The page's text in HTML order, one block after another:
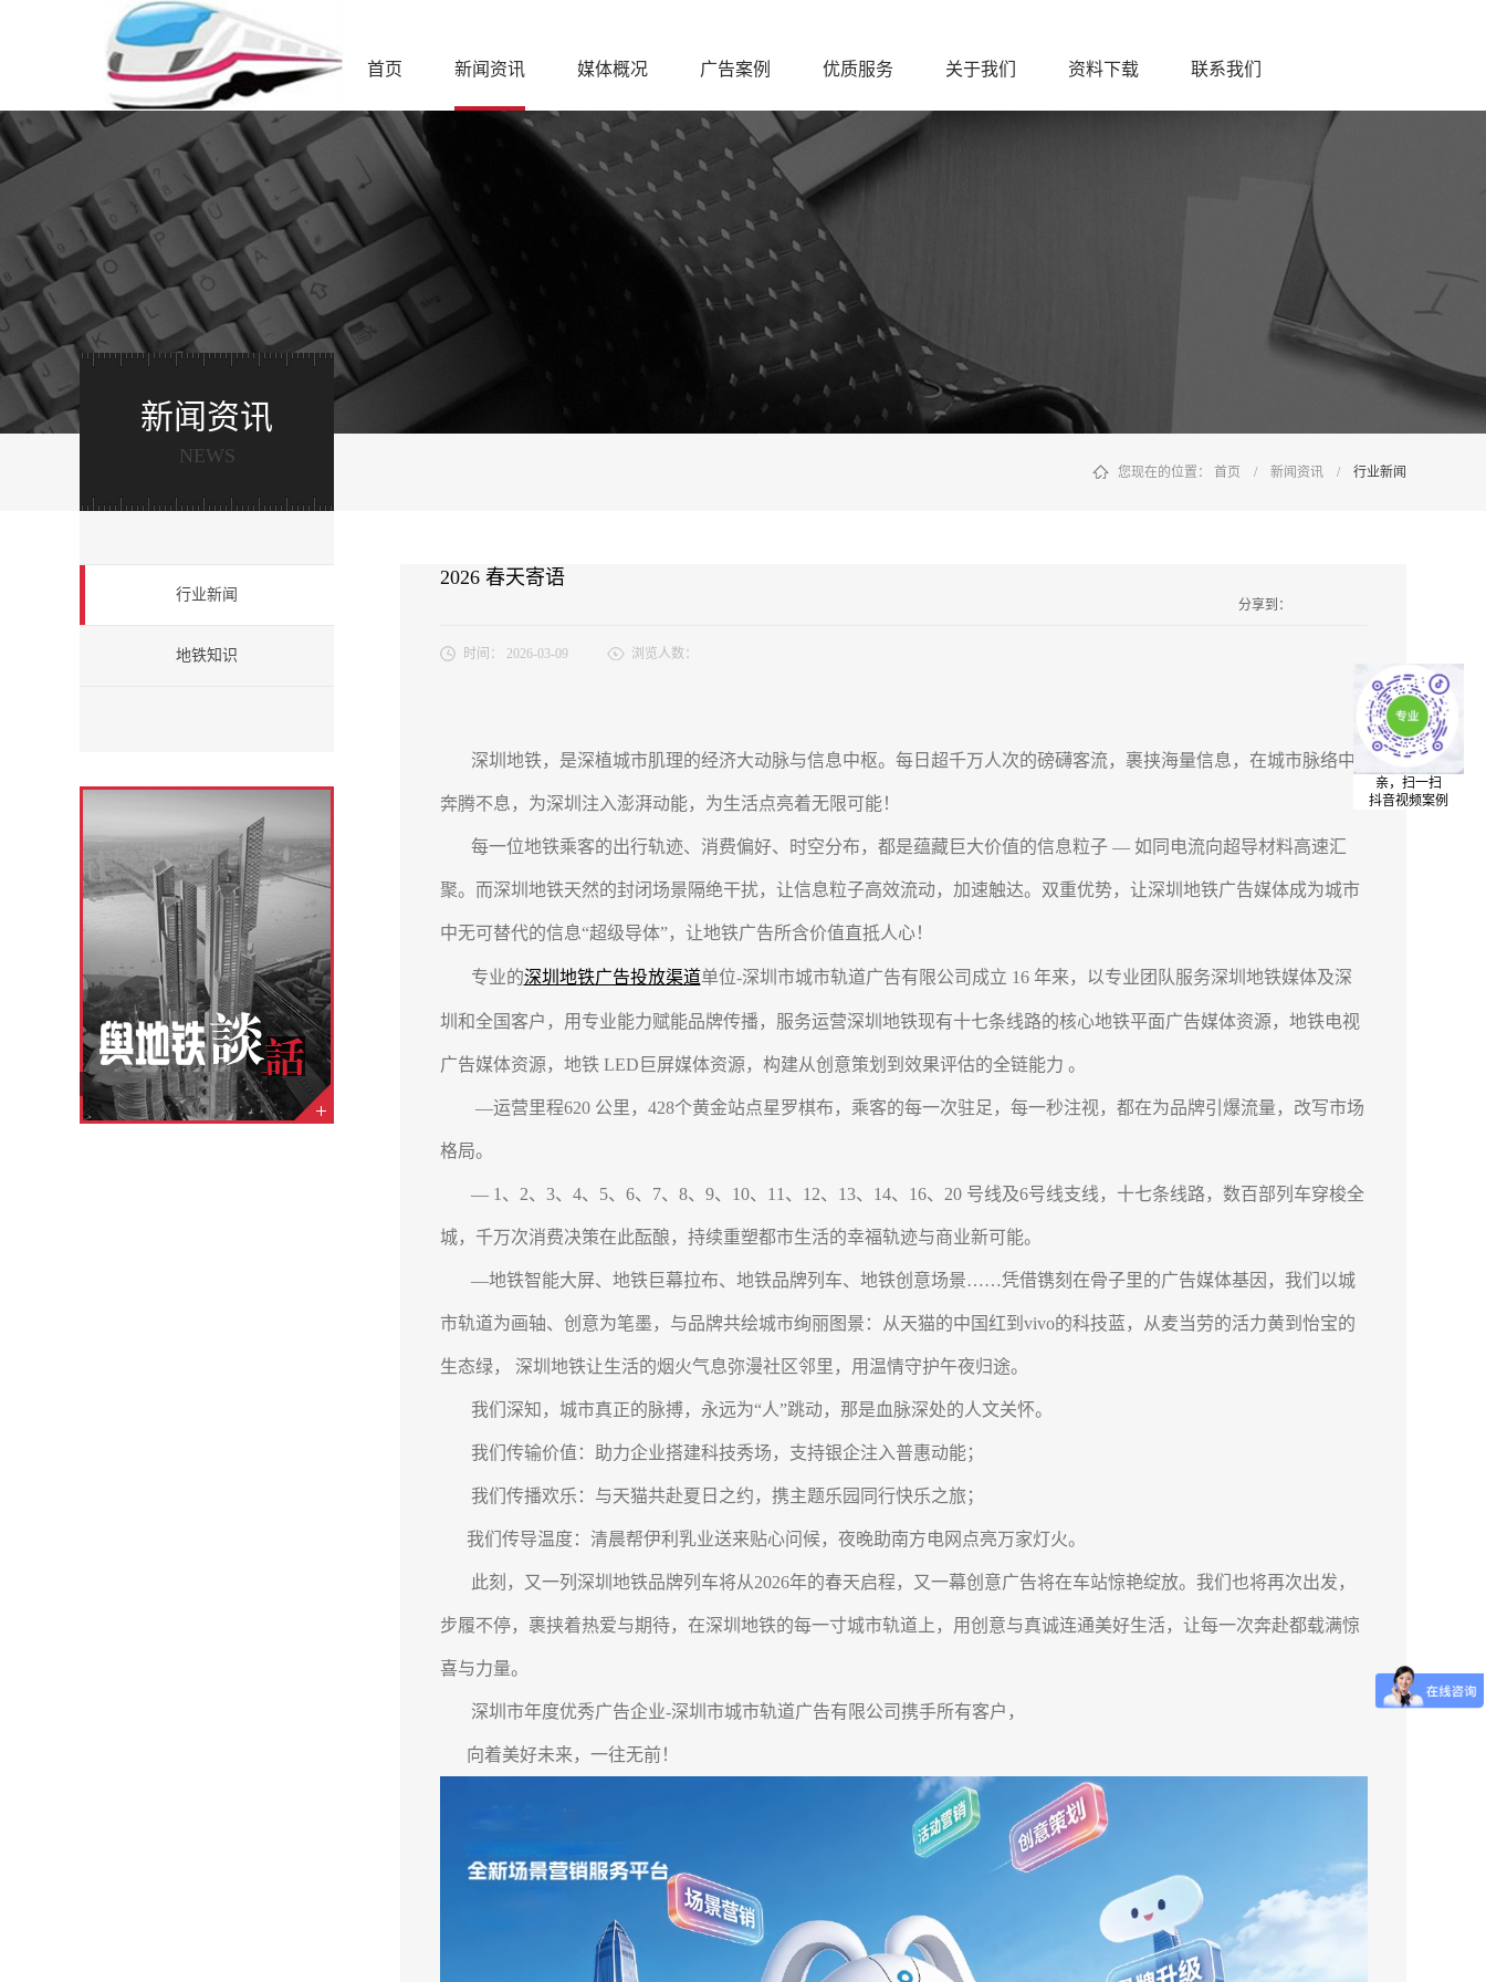
首页 新闻资讯 媒体概况 广告案例 优质服务 关于我们 资料下载 联系我们
新闻资讯
NEWS
行业新闻
地铁知识
您现在的位置： 首页 / 新闻资讯 / 行业新闻
2026 春天寄语
分享到：
时间： 2026-03-09 浏览人数：
深圳地铁，是深植城市肌理的经济大动脉与信息中枢。每日超千万人次的磅礴客流，裹挟海量信息，在城市脉络中
奔腾不息，为深圳注入澎湃动能，为生活点亮着无限可能！
每一位地铁乘客的出行轨迹、消费偏好、时空分布，都是蕴藏巨大价值的信息粒子 — 如同电流向超导材料高速汇
聚。而深圳地铁天然的封闭场景隔绝干扰，让信息粒子高效流动，加速触达。双重优势，让深圳地铁广告媒体成为城市
中无可替代的信息“超级导体”，让地铁广告所含价值直抵人心！
专业的深圳地铁广告投放渠道单位-深圳市城市轨道广告有限公司成立 16 年来，以专业团队服务深圳地铁媒体及深
圳和全国客户，用专业能力赋能品牌传播，服务运营深圳地铁现有十七条线路的核心地铁平面广告媒体资源，地铁电视
广告媒体资源，地铁 LED巨屏媒体资源，构建从创意策划到效果评估的全链能力 。
—运营里程620 公里，428个黄金站点星罗棋布，乘客的每一次驻足，每一秒注视，都在为品牌引爆流量，改写市场
格局。
— 1、2、3、4、5、6、7、8、9、10、11、12、13、14、16、20 号线及6号线支线，十七条线路，数百部列车穿梭全
城，千万次消费决策在此酝酿，持续重塑都市生活的幸福轨迹与商业新可能。
—地铁智能大屏、地铁巨幕拉布、地铁品牌列车、地铁创意场景……凭借镌刻在骨子里的广告媒体基因，我们以城
市轨道为画轴、创意为笔墨，与品牌共绘城市绚丽图景：从天猫的中国红到vivo的科技蓝，从麦当劳的活力黄到怡宝的
生态绿， 深圳地铁让生活的烟火气息弥漫社区邻里，用温情守护午夜归途。
我们深知，城市真正的脉搏，永远为“人”跳动，那是血脉深处的人文关怀。
我们传输价值：助力企业搭建科技秀场，支持银企注入普惠动能；
我们传播欢乐：与天猫共赴夏日之约，携主题乐园同行快乐之旅；
我们传导温度：清晨帮伊利乳业送来贴心问候，夜晚助南方电网点亮万家灯火。
此刻，又一列深圳地铁品牌列车将从2026年的春天启程，又一幕创意广告将在车站惊艳绽放。我们也将再次出发，
步履不停，裹挟着热爱与期待，在深圳地铁的每一寸城市轨道上，用创意与真诚连通美好生活，让每一次奔赴都载满惊
喜与力量。
深圳市年度优秀广告企业-深圳市城市轨道广告有限公司携手所有客户，
向着美好未来，一往无前！
亲，扫一扫
抖音视频案例